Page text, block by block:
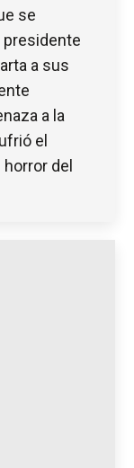
se
a sus
a la
el
horror del